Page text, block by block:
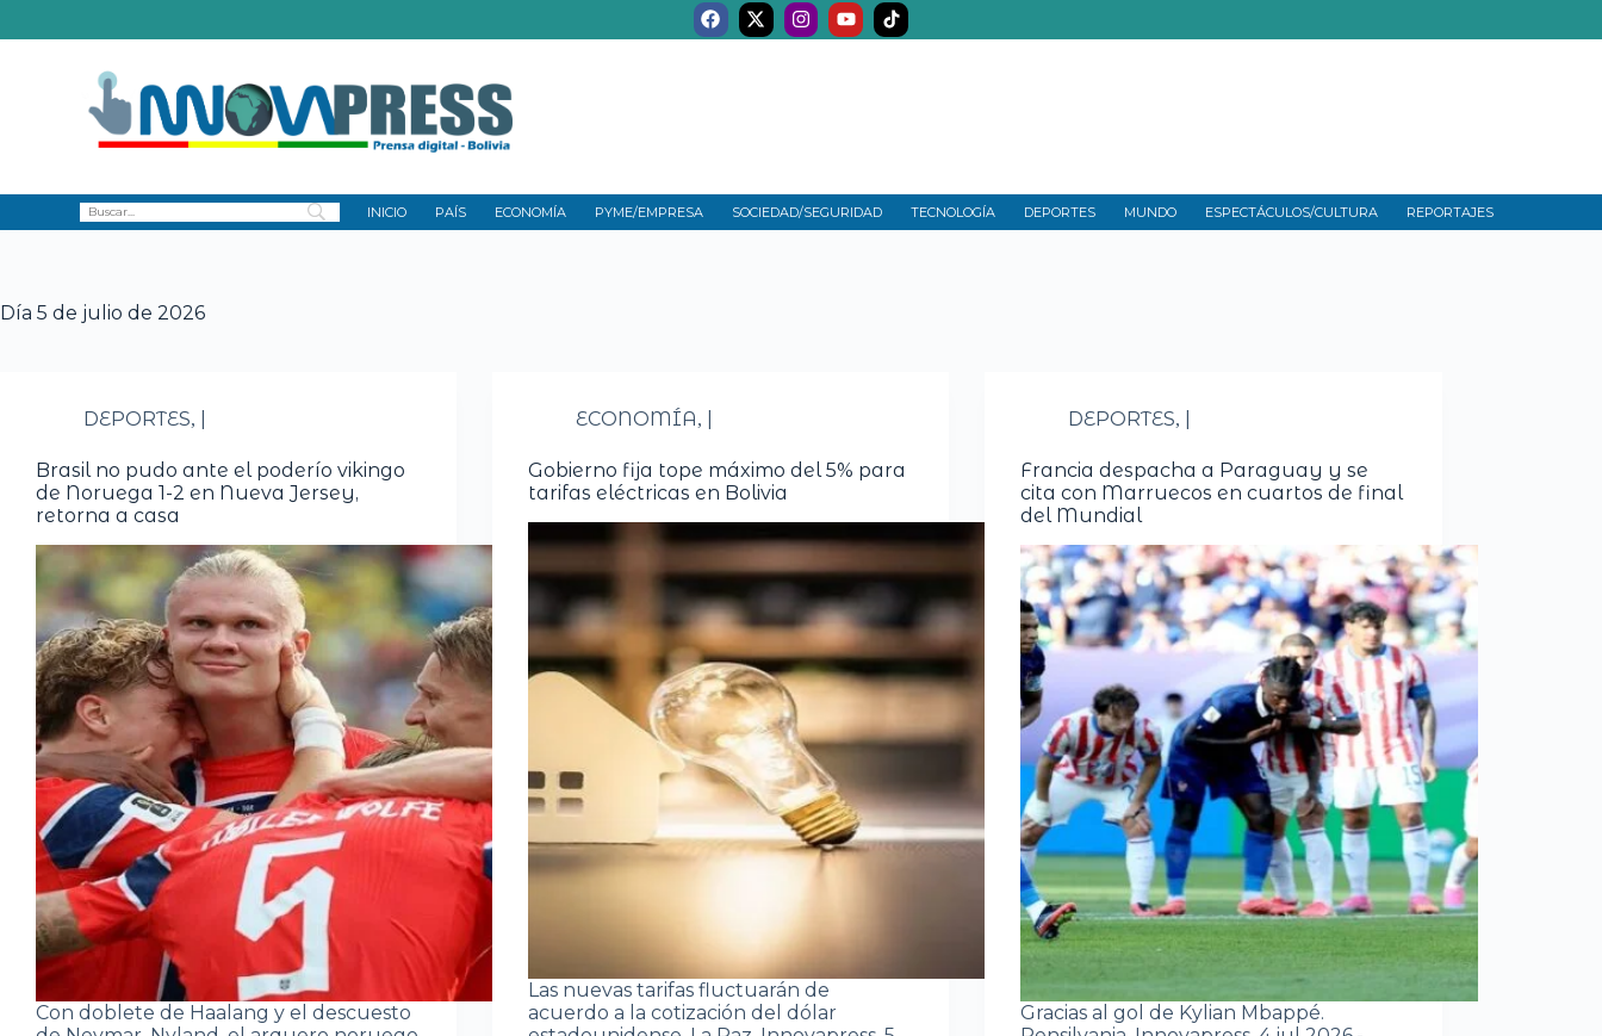
INICIO PAÍS ECONOMÍA PYME/EMPRESA SOCIEDAD/SEGURIDAD TECNOLOGÍA DEPORTES MUNDO ESPECTÁCULOS/CULTURA REPORTAJES
Día 5 de julio de 2026
DEPORTES,
Brasil no pudo ante el poderío vikingo
de Noruega 1-2 en Nueva Jersey,
retorna a casa
Con doblete de Haalang y el descuesto
ECONOMÍA,
Gobierno fija tope máximo del 5% para
tarifas eléctricas en Bolivia
Las nuevas tarifas fluctuarán de
acuerdo a la cotización del dólar
DEPORTES,
Francia despacha a Paraguay y se
cita con Marruecos en cuartos de final
del Mundial
Gracias al gol de Kylian Mbappé.